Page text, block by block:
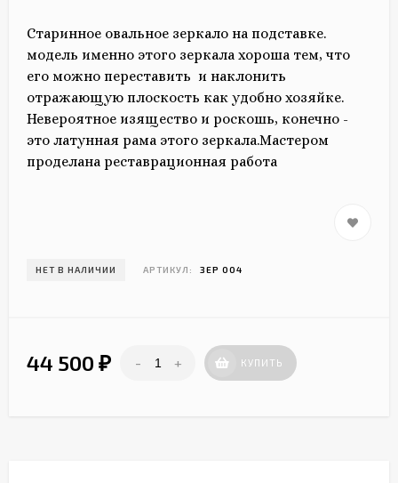
Старинное овальное зеркало на подставке.
модель именно этого зеркала хороша тем, что
его можно переставить и наклонить
отражающую плоскость как удобно хозяйке.
Невероятное изящество и роскошь, конечно -
это латунная рама этого зеркала.Мастером
проделана реставрационная работа
НЕТ В НАЛИЧИИ АРТИКУЛ: ЗЕР 004
44 500 ₽ - + КУПИТЬ